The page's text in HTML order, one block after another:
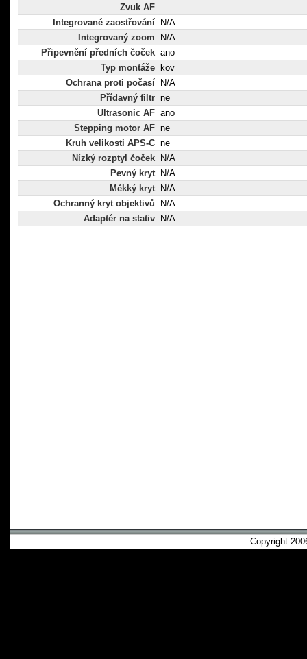
Zvuk AF
Integrované zaostřování
N/A
Integrovaný zoom
N/A
Připevnění předních čoček ano
Typ montáže
kov
Ochrana proti počasí
N/A
Přídavný filtr ne
Ultrasonic AF ano
Stepping motor AF ne
Kruh velikosti APS-C ne
Nízký rozptyl čoček
N/A
Pevný kryt
N/A
Měkký kryt
N/A
Ochranný kryt objektivů
N/A
Adaptér na stativ
N/A
Copyright